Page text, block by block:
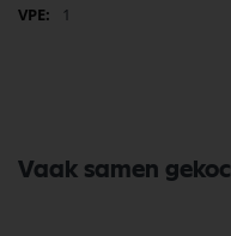
1
Vaak samen